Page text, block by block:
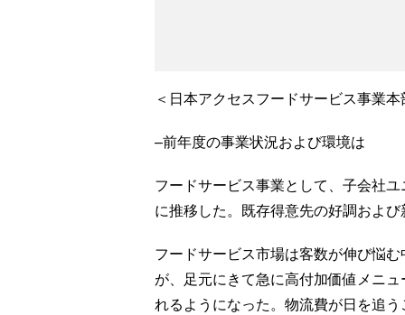
＜日本アクセスフードサービス事業
–前年度の事業状況および環境は
フードサービス事業として、子会社
に推移した。既存得意先の好調およ
フードサービス市場は客数が伸び悩
が、足元にきて急に高付加価値メニ
れるようになった。物流費が日を追